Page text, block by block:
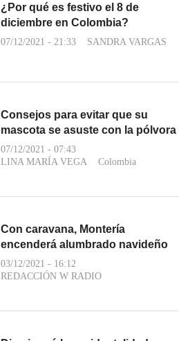
¿Por qué es festivo el 8 de
diciembre en Colombia?
07/12/2021 - 21:33 SANDRA VARGAS
Consejos para evitar que su
mascota se asuste con la pólvora
07/12/2021 - 07:43
LINA MARÍA VEGA
Colombia
Con caravana, Montería
encenderá alumbrado navideño
03/12/2021 - 16:12
REDACCIÓN W RADIO